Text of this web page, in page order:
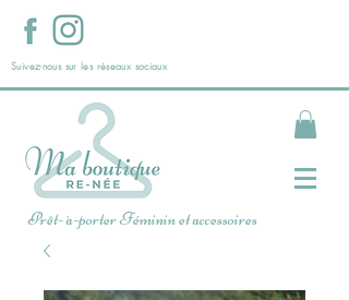
Suivez-nous sur les réseaux sociaux
Prêt- à-porter Féminin et accessoires